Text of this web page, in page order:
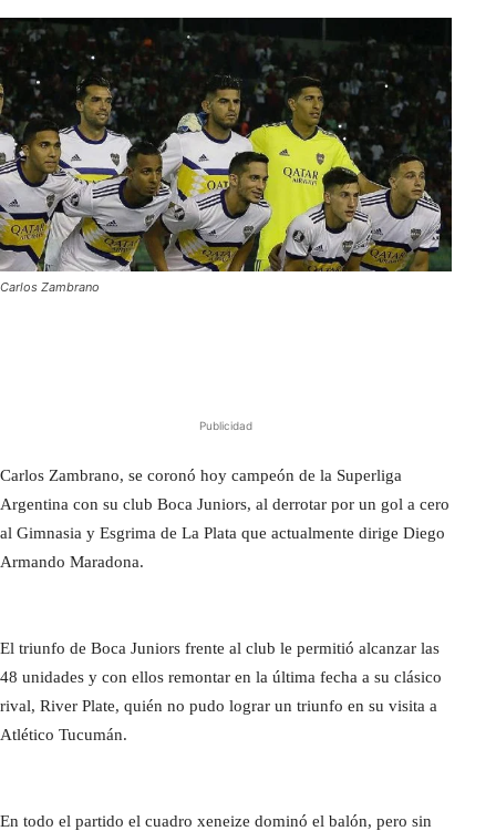
Carlos Zambrano
Publicidad
Carlos Zambrano, se coronó hoy campeón de la Superliga
Argentina con su club Boca Juniors, al derrotar por un gol a cero
al Gimnasia y Esgrima de La Plata que actualmente dirige Diego
Armando Maradona.
El triunfo de Boca Juniors frente al club le permitió alcanzar las
48 unidades y con ellos remontar en la última fecha a su clásico
rival, River Plate, quién no pudo lograr un triunfo en su visita a
Atlético Tucumán.
En todo el partido el cuadro xeneize dominó el balón, pero sin